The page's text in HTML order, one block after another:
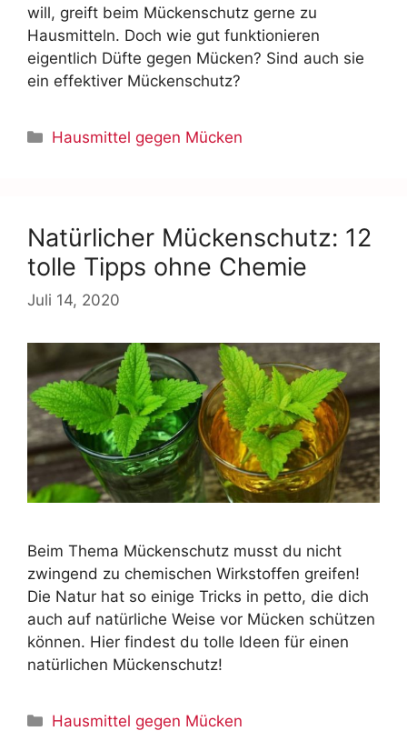
will, greift beim Mückenschutz gerne zu
Hausmitteln. Doch wie gut funktionieren
eigentlich Düfte gegen Mücken? Sind auch sie
ein effektiver Mückenschutz?
Hausmittel gegen Mücken
Natürlicher Mückenschutz: 12
tolle Tipps ohne Chemie
Juli 14, 2020
Beim Thema Mückenschutz musst du nicht
zwingend zu chemischen Wirkstoffen greifen!
Die Natur hat so einige Tricks in petto, die dich
auch auf natürliche Weise vor Mücken schützen
können. Hier findest du tolle Ideen für einen
natürlichen Mückenschutz!
Hausmittel gegen Mücken